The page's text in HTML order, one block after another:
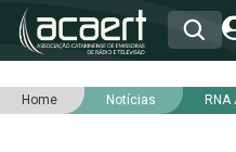
HOME
Home Notícias RNA